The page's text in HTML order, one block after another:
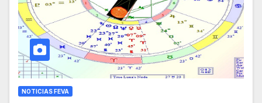
NOTICIAS FEVA